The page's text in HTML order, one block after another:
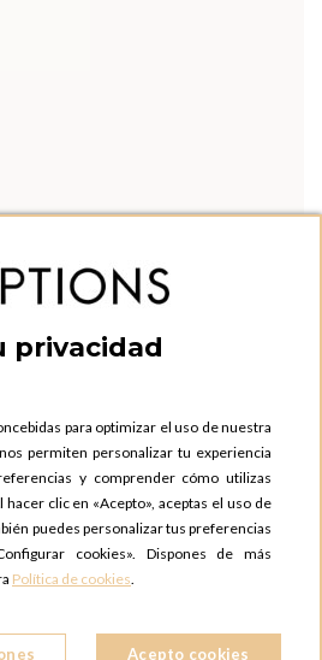
privacidad
para optimizar el uso de nuestra
permiten personalizar tu experiencia
y comprender cómo utilizas
hacer clic en «Acepto», aceptas el uso de
puedes personalizar tus preferencias
cookies». Dispones de más
Política de cookies.
Acepto cookies